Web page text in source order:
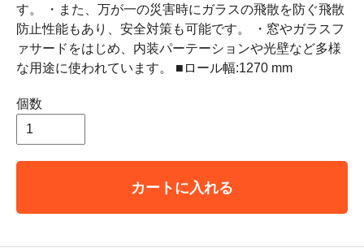
す。 ・また、万が一の災害時にガラスの飛散を防ぐ飛散
防止性能もあり、安全対策も可能です。 ・窓やガラスフ
ァサードをはじめ、内装パーテーションや光壁など多様
な用途に使われています。 ■ロール幅:1270 mm
個数
カートに入れる